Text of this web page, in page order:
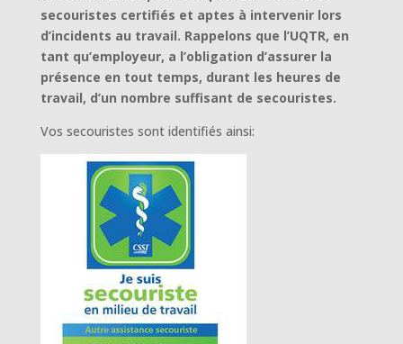
secouristes certifiés et aptes à intervenir lors
d’incidents au travail. Rappelons que l’UQTR, en
tant qu’employeur, a l’obligation d’assurer la
présence en tout temps, durant les heures de
travail, d’un nombre suffisant de secouristes.
Vos secouristes sont identifiés ainsi: